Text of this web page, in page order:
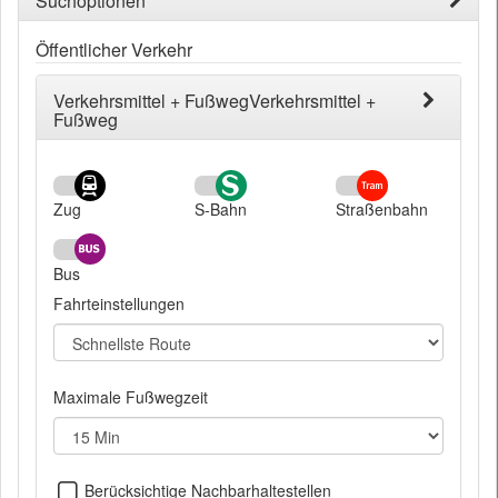
Öffentlicher Verkehr
Verkehrsmittel + FußwegVerkehrsmittel +
Fußweg
Zug S-Bahn Straßenbahn
Bus
Fahrteinstellungen
Maximale Fußwegzeit
Nahegelegene
Berücksichtige Nachbarhaltestellen